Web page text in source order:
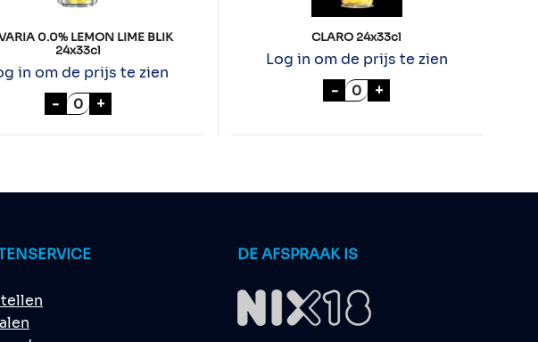
0.0% LEMON LIME BLIK
24x33cl
in om de prijs te zien
- BAVARIA 0.0% LEMON LIME BLIK 24x33cl aantal
+
CLARO 24x33cl
Log in om de prijs te zien
- CLARO 24x33cl aantal
+
DE AFSPRAAK IS